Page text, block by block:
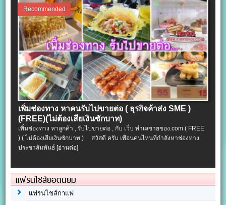
Recommended
เพิ่มช่องทาง หาคนรับไปขายต่อ ( ธุรกิจค้าส่ง SME )
(FREE)(ไม่ต้องเสียเงินซักบาท)
เพิ่มช่องทาง หาลูกค้า , รับไปขายต่อ , กับ เว็บ ทำเลขายของ.com ( FREE
) ( ไม่ต้องเสียเงินซักบาท ) สวัสดี ครับ เพื่อนคนไหนที่กำลังหาช่องทาง
ประชาสัมพันธ์[อ่านต่อ]
แฟรนไชส์ยอดนิยม
แฟรนไชส์กาแฟ